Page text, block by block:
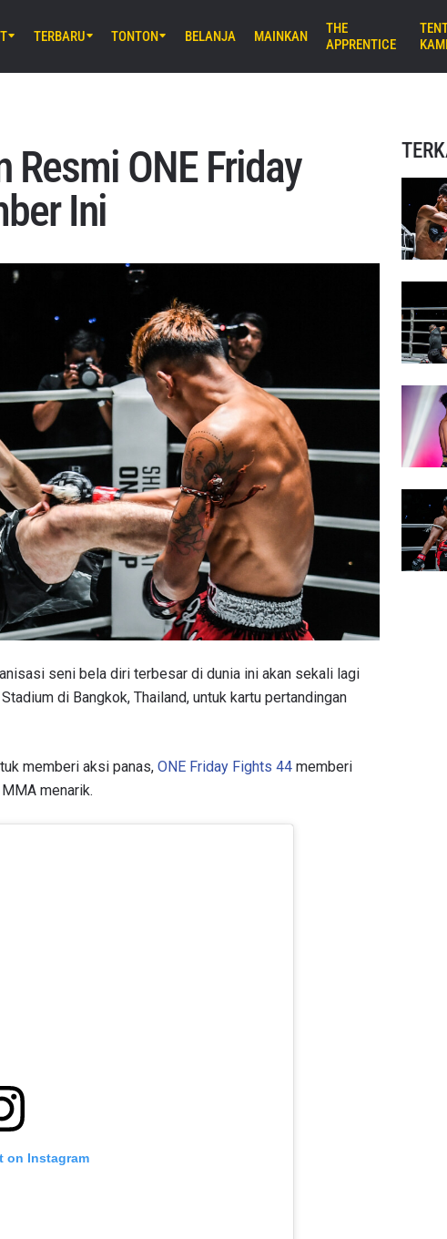
11:30 UTC
Stadium, Bangkok
Fights 166 & The Inner Circle
TERBARU TONTON BELANJA MAINKAN
THE
APPRENTICE
KAMI
ONE Friday
Ini
seni bela diri terbesar di dunia ini akan sekali lagi
di Bangkok, Thailand, untuk kartu pertandingan
memberi aksi panas, ONE Friday Fights 44 memberi
menarik.
on Instagram